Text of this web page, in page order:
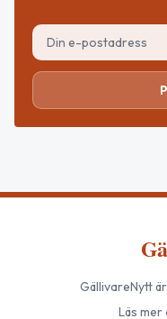
GällivareNytt
Läs mer